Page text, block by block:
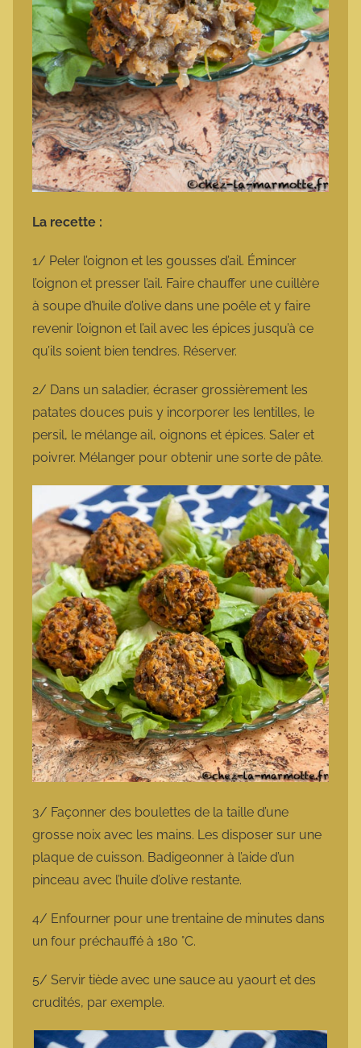
La recette :
1/ Peler l’oignon et les gousses d’ail. Émincer
l’oignon et presser l’ail. Faire chauffer une cuillère
à soupe d’huile d’olive dans une poêle et y faire
revenir l’oignon et l’ail avec les épices jusqu’à ce
qu’ils soient bien tendres. Réserver.
2/ Dans un saladier, écraser grossièrement les
patates douces puis y incorporer les lentilles, le
persil, le mélange ail, oignons et épices. Saler et
poivrer. Mélanger pour obtenir une sorte de pâte.
3/ Façonner des boulettes de la taille d’une
grosse noix avec les mains. Les disposer sur une
plaque de cuisson. Badigeonner à l’aide d’un
pinceau avec l’huile d’olive restante.
4/ Enfourner pour une trentaine de minutes dans
un four préchauffé à 180 °C.
5/ Servir tiède avec une sauce au yaourt et des
crudités, par exemple.